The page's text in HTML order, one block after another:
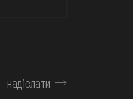
надіслати